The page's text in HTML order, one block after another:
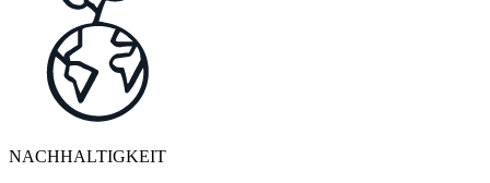
NACHHALTIGKEIT